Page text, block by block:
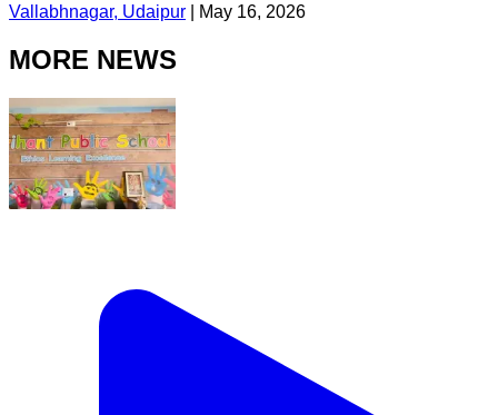
Vallabhnagar, Udaipur May 16, 2026
MORE NEWS